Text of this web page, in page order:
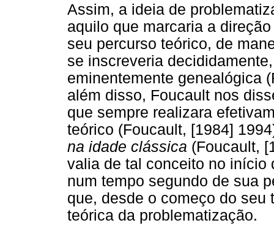
Assim, a ideia de
aquilo que marcaria a
seu percurso teórico, de
se inscreveria
eminentemente genealógica
além disso, Foucault nos
que sempre realizara
teórico (Foucault, [1984]
na idade clássica (Foucault,
valia de tal conceito no início
num tempo segundo de sua
que, desde o começo do
teórica da problematização.